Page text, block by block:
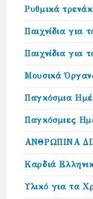
Ρυθμικά
Παιχνίδια για
Παιχνίδια για
Μουσικά
Παγκόσμια
Παγκόσμιες
ΑΝΘΡΩΠΙΝΑ
Καρδιά
Υλικό για τα